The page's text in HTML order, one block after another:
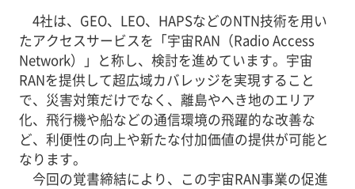
4社は、GEO、LEO、HAPSなどのNTN技術を用い
たアクセスサービスを「宇宙RAN（Radio Access
Network）」と称し、検討を進めています。宇宙
RANを提供して超広域カバレッジを実現すること
で、災害対策だけでなく、離島やへき地のエリア
化、飛行機や船などの通信環境の飛躍的な改善な
ど、利便性の向上や新たな付加価値の提供が可能と
なります。
今回の覚書締結により、この宇宙RAN事業の促進